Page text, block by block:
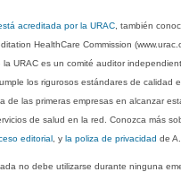
acreditada por la URAC , también
HealthCare Commission
la URAC es un comité auditor
los rigurosos estándares de calidad e
de las primeras empresas en alcanzar
de salud en la red. Conozca más
editorial , yla poliza de privacidad de
no debe utilizarse durante ninguna